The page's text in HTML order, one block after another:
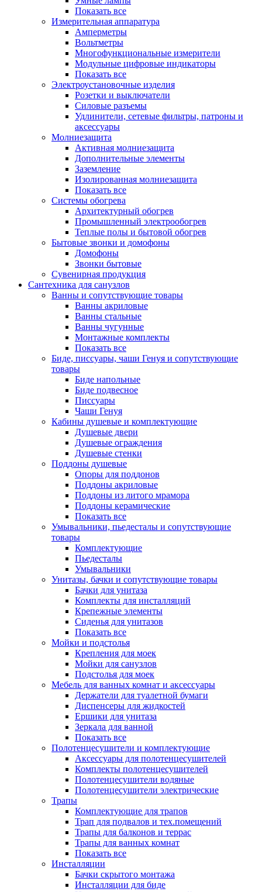
Показать все
Измерительная аппаратура
Амперметры
Вольтметры
Многофункциональные измерители
Модульные цифровые индикаторы
Показать все
Электроустановочные изделия
Розетки и выключатели
Силовые разъемы
Удлинители, сетевые фильтры, патроны и
аксессуары
Молниезащита
Активная молниезащита
Дополнительные элементы
Заземление
Изолированная молниезащита
Показать все
Системы обогрева
Архитектурный обогрев
Промышленный электрообогрев
Теплые полы и бытовой обогрев
Бытовые звонки и домофоны
Домофоны
Звонки бытовые
Сувенирная продукция
Сантехника для санузлов
Ванны и сопутствующие товары
Ванны акриловые
Ванны стальные
Ванны чугунные
Монтажные комплекты
Показать все
Биде, писсуары, чаши Генуя и сопутствующие
товары
Биде напольные
Биде подвесное
Писсуары
Чаши Генуя
Кабины душевые и комплектующие
Душевые двери
Душевые ограждения
Душевые стенки
Поддоны душевые
Опоры для поддонов
Поддоны акриловые
Поддоны из литого мрамора
Поддоны керамические
Показать все
Умывальники, пьедесталы и сопутствующие
товары
Комплектующие
Пьедесталы
Умывальники
Унитазы, бачки и сопутствующие товары
Бачки для унитаза
Комплекты для инсталляций
Крепежные элементы
Сиденья для унитазов
Показать все
Мойки и подстолья
Крепления для моек
Мойки для санузлов
Подстолья для моек
Мебель для ванных комнат и аксессуары
Держатели для туалетной бумаги
Диспенсеры для жидкостей
Ершики для унитаза
Зеркала для ванной
Показать все
Полотенцесушители и комплектующие
Аксессуары для полотенцесушителей
Комплекты полотенцесушителей
Полотенцесушители водяные
Полотенцесушители электрические
Трапы
Комплектующие для трапов
Трап для подвалов и тех.помещений
Трапы для балконов и террас
Трапы для ванных комнат
Показать все
Инсталляции
Бачки скрытого монтажа
Инсталляции для биде